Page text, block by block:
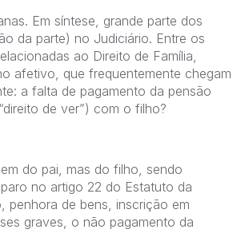
Em síntese, grande parte dos
da parte) no Judiciário. Entre os
ao Direito de Família,
afetivo, que frequentemente chegam
a falta de pagamento da pensão
de ver”) com o filho?
do pai, mas do filho, sendo
no artigo 22 do Estatuto da
penhora de bens, inscrição em
graves, o não pagamento da